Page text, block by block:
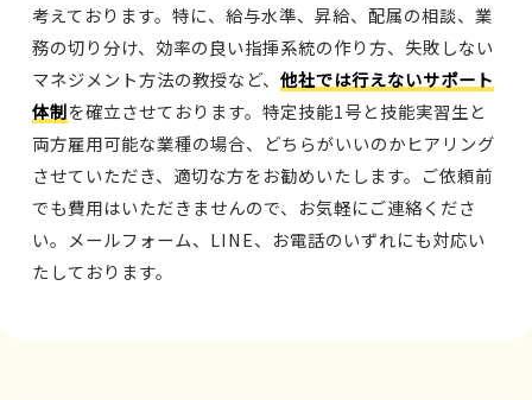
考えております。特に、給与水準、昇給、配属の相談、業
務の切り分け、効率の良い指揮系統の作り方、失敗しない
マネジメント方法の教授など、 他社では行えないサポート
体制を確立させております。特定技能1号と技能実習生と
両方雇用可能な業種の場合、どちらがいいのかヒアリング
させていただき、適切な方をお勧めいたします。ご依頼前
でも費用はいただきませんので、お気軽にご連絡くださ
い。メールフォーム、LINE、お電話のいずれにも対応い
たしております。